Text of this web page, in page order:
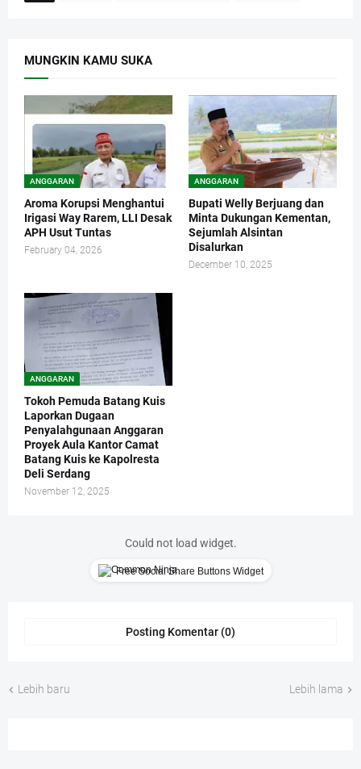
MUNGKIN KAMU SUKA
ANGGARAN
Aroma Korupsi Menghantui
Irigasi Way Rarem, LLI Desak
APH Usut Tuntas
February 04, 2026
ANGGARAN
Bupati Welly Berjuang dan
Minta Dukungan Kementan,
Sejumlah Alsintan
Disalurkan
December 10, 2025
ANGGARAN
Tokoh Pemuda Batang Kuis
Laporkan Dugaan
Penyalahgunaan Anggaran
Proyek Aula Kantor Camat
Batang Kuis ke Kapolresta
Deli Serdang
November 12, 2025
Could not load widget.
Free Social Share Buttons Widget
Posting Komentar (0)
Lebih baru Lebih lama